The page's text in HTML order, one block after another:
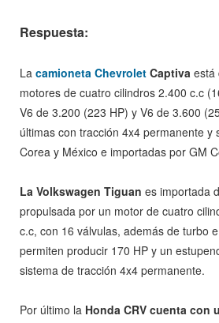
Respuesta:
La camioneta Chevrolet Captiva está
motores de cuatro cilindros 2.400 c.c
V6 de 3.200 (223 HP) y V6 de 3.600
últimas con tracción 4x4 permanente y
Corea y México e importadas por GM
La Volkswagen Tiguan es importada
propulsada por un motor de cuatro
c.c, con 16 válvulas, además de turbo
permiten producir 170 HP y un
sistema de tracción 4x4 permanente.
Por último la Honda CRV cuenta con